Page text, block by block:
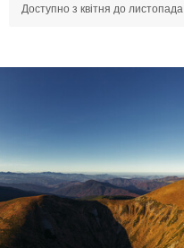
Доступно з квітня до листопада